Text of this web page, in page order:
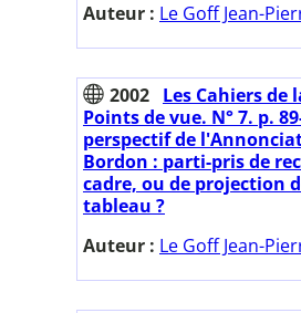
Auteur : Le Goff Jean-
2002 Les Cahiers de
Points de vue. N° 7. p.
perspectif de
Bordon : parti-pris de
cadre, ou de projection
tableau ?
Auteur : Le Goff Jean-